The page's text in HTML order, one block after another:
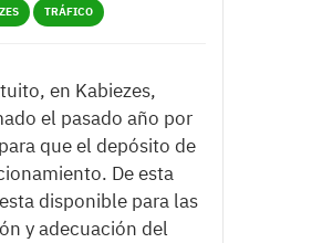
TRÁFICO
en Kabiezes,
el pasado año por
que el depósito de
De esta
disponible para las
y adecuación del